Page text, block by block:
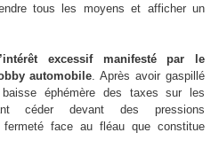
tous les moyens et afficher un
excessif manifesté par le
automobile. Après avoir gaspillé
éphémère des taxes sur les
céder devant des pressions
fermeté face au fléau que constitue